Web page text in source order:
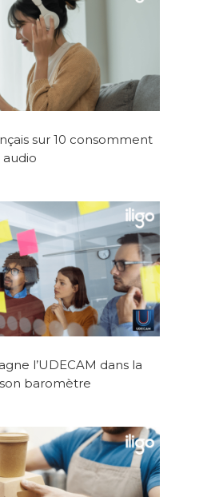
sur 10 consomment
audio
l’UDECAM dans la
baromètre